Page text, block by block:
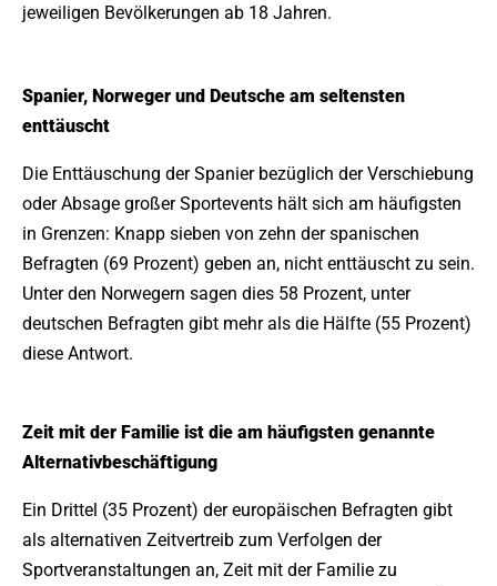
jeweiligen Bevölkerungen ab 18 Jahren.
Spanier, Norweger und Deutsche am seltensten
enttäuscht
Die Enttäuschung der Spanier bezüglich der Verschiebung
oder Absage großer Sportevents hält sich am häufigsten
in Grenzen: Knapp sieben von zehn der spanischen
Befragten (69 Prozent) geben an, nicht enttäuscht zu sein.
Unter den Norwegern sagen dies 58 Prozent, unter
deutschen Befragten gibt mehr als die Hälfte (55 Prozent)
diese Antwort.
Zeit mit der Familie ist die am häufigsten genannte
Alternativbeschäftigung
Ein Drittel (35 Prozent) der europäischen Befragten gibt
als alternativen Zeitvertreib zum Verfolgen der
Sportveranstaltungen an, Zeit mit der Familie zu